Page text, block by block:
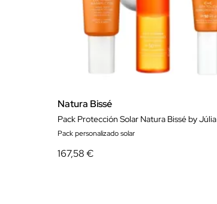
Natura Bissé
Pack Protección Solar Natura Bissé by Júlia
Pack personalizado solar
167,58 €